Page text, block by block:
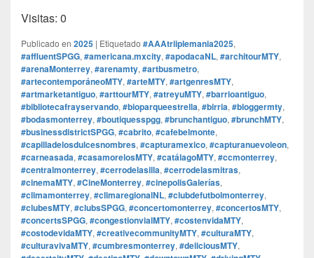
Visitas: 0
Publicado en 2025 | Etiquetado #AAAtriiplemania2025,
#affluentSPGG, #americana.mxcity, #apodacaNL, #architourMTY,
#arenaMonterrey, #arenamty, #artbusmetro,
#artecontemporáneoMTY, #arteMTY, #artgenresMTY,
#artmarketantiguo, #arttourMTY, #atreyuMTY, #barrioantiguo,
#bibliotecafrayservando, #bioparqueestrella, #birria, #bloggermty,
#bodasmonterrey, #boutiquesspgg, #brunchantiguo, #brunchMTY,
#businessdistrictSPGG, #cabrito, #cafebelmonte,
#capilladelosdulcesnombres, #capturamexico, #capturanuevoleon,
#carneasada, #casamorelosMTY, #catálagoMTY, #ccmonterrey,
#centralmonterrey, #cerrodelasilla, #cerrodelasmitras,
#cinemaMTY, #CineMonterrey, #cinepolisGalerías,
#climamonterrey, #climaregionalNL, #clubdefutbolmonterrey,
#clubesMTY, #clubsSPGG, #concertomonterrey, #concertosMTY,
#concertsSPGG, #congestionvialMTY, #costenvidaMTY,
#costodevidaMTY, #creativecommunityMTY, #culturaMTY,
#culturavivaMTY, #cumbresmonterrey, #deliciousMTY,